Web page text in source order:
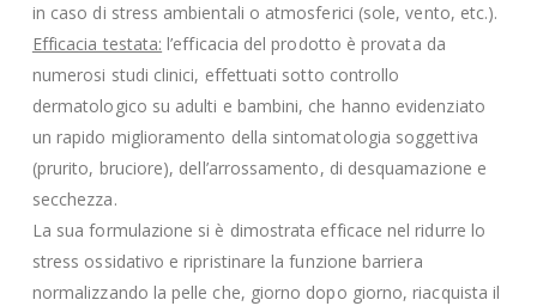
in caso di stress ambientali o atmosferici (sole, vento, etc.).
Efficacia testata: l’efficacia del prodotto è provata da
numerosi studi clinici, effettuati sotto controllo
dermatologico su adulti e bambini, che hanno evidenziato
un rapido miglioramento della sintomatologia soggettiva
(prurito, bruciore), dell’arrossamento, di desquamazione e
secchezza.
La sua formulazione si è dimostrata efficace nel ridurre lo
stress ossidativo e ripristinare la funzione barriera
normalizzando la pelle che, giorno dopo giorno, riacquista il